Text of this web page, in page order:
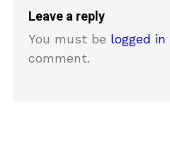
Leave a reply
You must be logged in
comment.